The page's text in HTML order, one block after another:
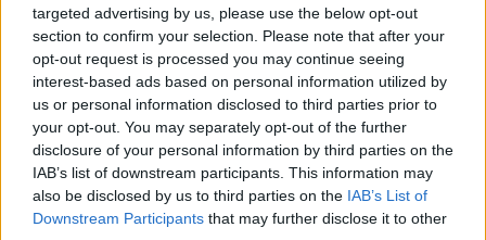
targeted advertising by us, please use the below opt-out
section to confirm your selection. Please note that after your
opt-out request is processed you may continue seeing
interest-based ads based on personal information utilized by
us or personal information disclosed to third parties prior to
your opt-out. You may separately opt-out of the further
disclosure of your personal information by third parties on the
IAB’s list of downstream participants. This information may
also be disclosed by us to third parties on the IAB’s List of
Downstream Participants that may further disclose it to other
V tem horoskopskem znamenju se rojevajo
najboljše žene: Veljajo za najbolj zveste,
skrbne in predane partnerice
Natakarica Bojana, ki dela na Malem Lošinju,
iskreno o sezoni: »Služba, dom, kava in
spanje.«
Hči Zdravka Čolića se je oglasila iz
Dubrovnika, potem ko je njen oče na
koncertu polival in obmetaval občinstvo